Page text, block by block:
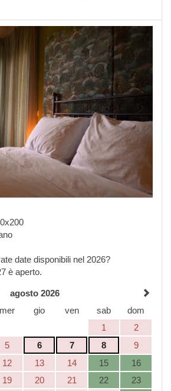
date disponibili nel 2026?
è aperto.
agosto 2026
mer gio ven sab
dom
1
2
5 6 7 8
9
12 13 14 15
16
19 20 21 22
23